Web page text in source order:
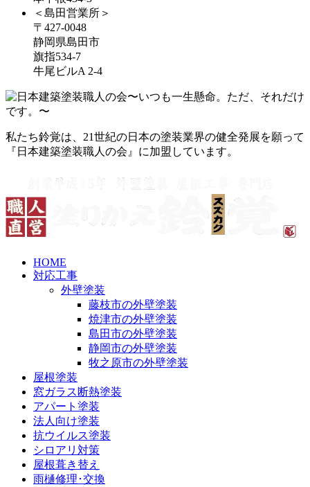
＜島田営業所＞
〒427-0048
静岡県島田市
旗指534-7
牛尾ビルA 2-4
私たち鈴覚は、21世紀の日本の塗装業界の健全発展を願って
『日本建築塗装職人の会』に加盟しています。
HOME
対応工事
外壁塗装
藤枝市の外壁塗装
焼津市の外壁塗装
島田市の外壁塗装
静岡市の外壁塗装
牧之原市の外壁塗装
屋根塗装
窓ガラス断熱塗装
アパート塗装
法人向け塗装
抗ウイルス塗装
シロアリ対策
屋根葺き替え
雨樋修理･交換